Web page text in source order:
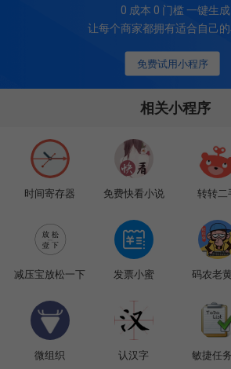
免费试用小程序
0 成本 0 门槛 一键生成
让每个商家都拥有适合自己
相关小程序
时间寄存器 免费快看小说 转转二
减压宝放松一下 发票小蜜 码农老
微组织 认汉字 敏捷任